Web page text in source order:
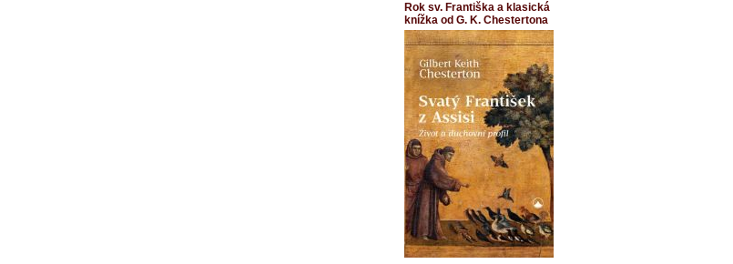
Rok sv. Františka a klasická
knížka od G. K. Chestertona